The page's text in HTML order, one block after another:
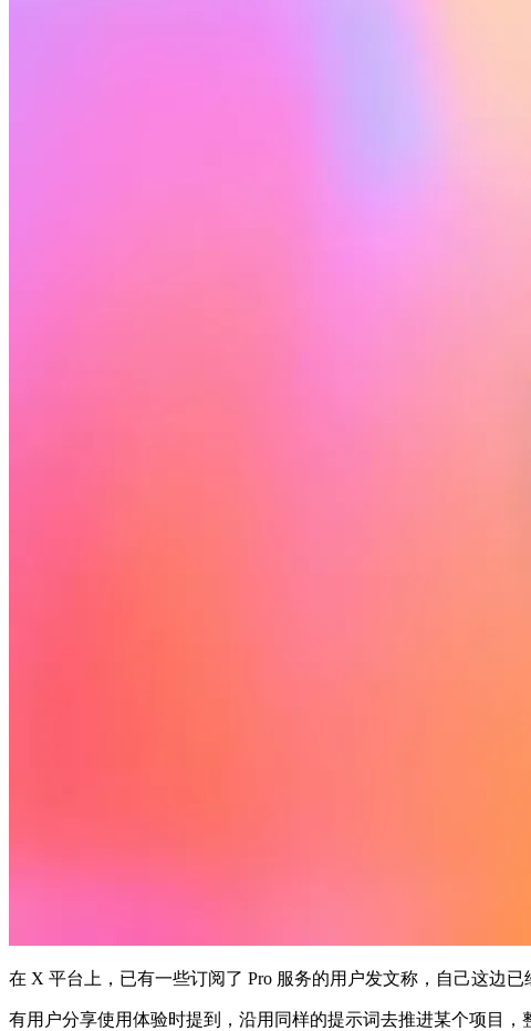
在 X 平台上，已有一些订阅了 Pro 服务的用户发文称，自己这边
有用户分享使用体验时提到，沿用同样的提示词去推进某个项目